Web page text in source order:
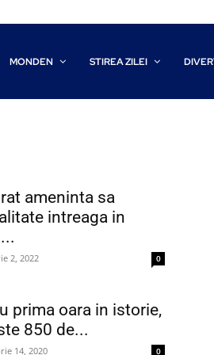
MONDEN STIREA ZILEI
ameninta sa
intreaga in
2, 2022 0
prima oara in istorie,
850 de...
14, 2020 0